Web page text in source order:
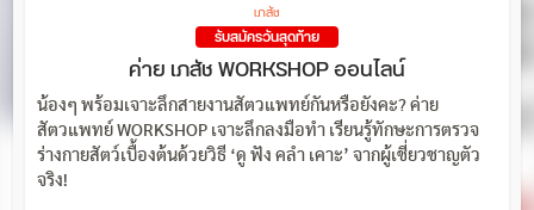
เภสัช
รับสมัครวันสุดท้าย
ค่าย เภสัช WORKSHOP ออนไลน์
น้องๆ พร้อมเจาะลึกสายงานสัตวแพทย์กันหรือยังคะ? ค่าย
สัตวแพทย์ WORKSHOP เจาะลึกลงมือทำ เรียนรู้ทักษะการตรวจ
ร่างกายสัตว์เบื้องต้นด้วยวิธี ‘ดู ฟัง คลำ เคาะ’ จากผู้เชี่ยวชาญตัว
จริง!